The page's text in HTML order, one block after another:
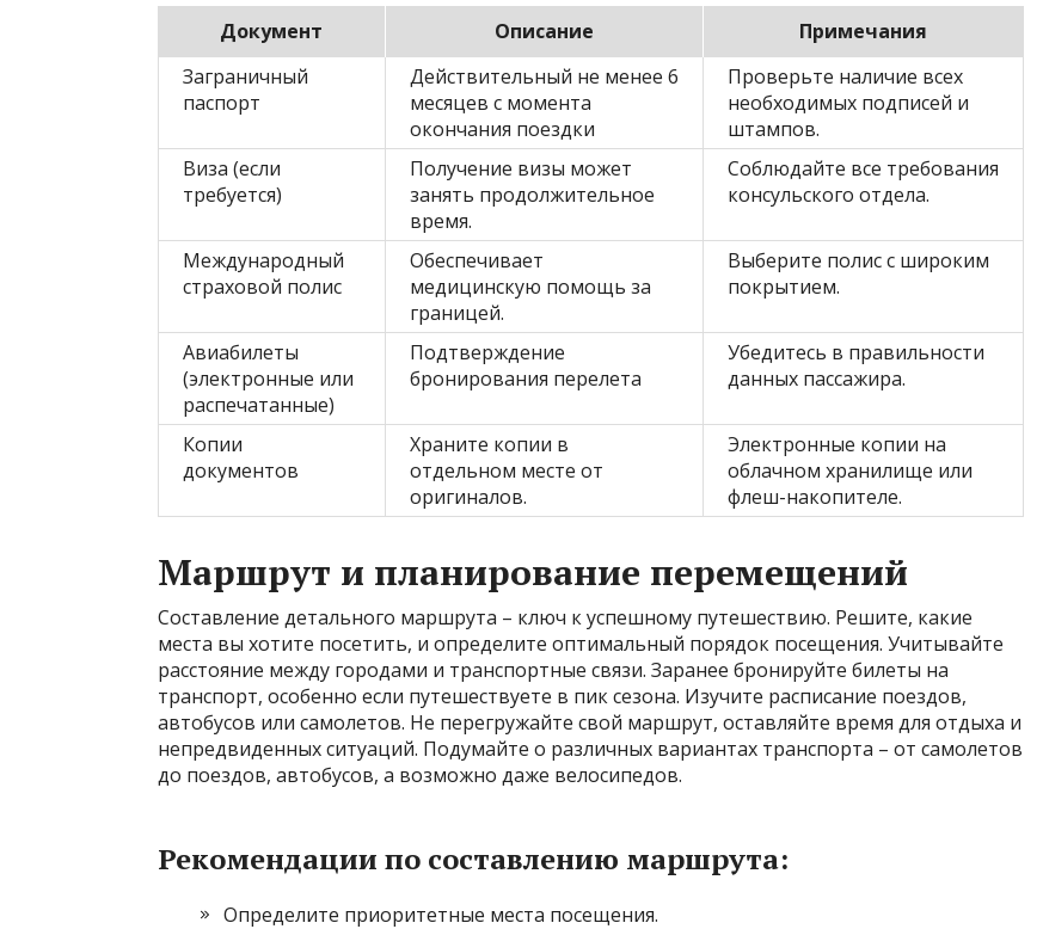
Документ Описание
Примечания
Заграничный
паспорт
Действительный не менее 6
месяцев с момента
окончания поездки
Проверьте наличие всех
необходимых подписей и
штампов.
Виза (если
требуется)
Получение визы может
занять продолжительное
время.
Соблюдайте все требования
консульского отдела.
Международный
страховой полис
Обеспечивает
медицинскую помощь за
границей.
Выберите полис с широким
покрытием.
Авиабилеты
(электронные или
распечатанные)
Подтверждение
бронирования перелета
Убедитесь в правильности
данных пассажира.
Копии
документов
Храните копии в
отдельном месте от
оригиналов.
Электронные копии на
облачном хранилище или
флеш-накопителе.
Маршрут и планирование перемещений
Составление детального маршрута – ключ к успешному путешествию. Решите, какие
места вы хотите посетить, и определите оптимальный порядок посещения. Учитывайте
расстояние между городами и транспортные связи. Заранее бронируйте билеты на
транспорт, особенно если путешествуете в пик сезона. Изучите расписание поездов,
автобусов или самолетов. Не перегружайте свой маршрут, оставляйте время для отдыха и
непредвиденных ситуаций. Подумайте о различных вариантах транспорта – от самолетов
до поездов, автобусов, а возможно даже велосипедов.
Рекомендации по составлению маршрута:
Определите приоритетные места посещения.